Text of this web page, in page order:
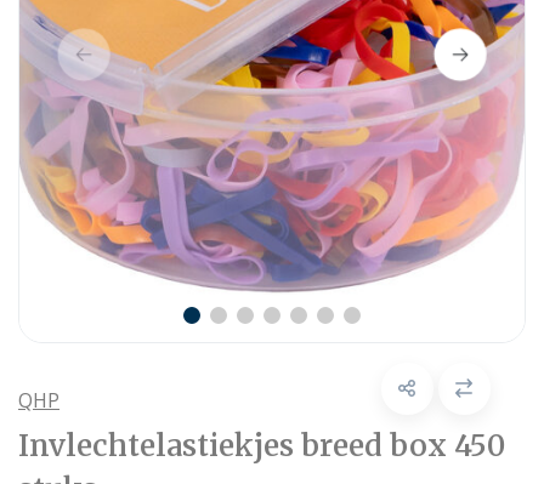
QHP
Invlechtelastiekjes breed box 450